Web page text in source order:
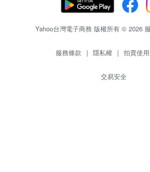
Yahoo台灣電子商務 版權所有 © 2026
服務條款 | 隱私權 | 拍賣使
交易安全